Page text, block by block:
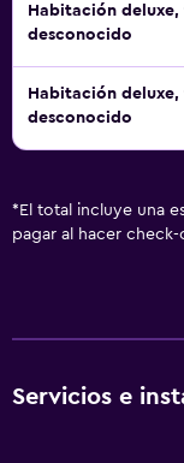
Habitación
desconocido
Habitación
desconocido
* El total incluye una
pagar al hacer check-
Servicios e